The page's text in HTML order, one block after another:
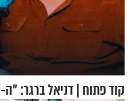
קוד פתוח | דניאל ברגר: "ה-7 באוקטובר גרם לי לחפש תשובות"